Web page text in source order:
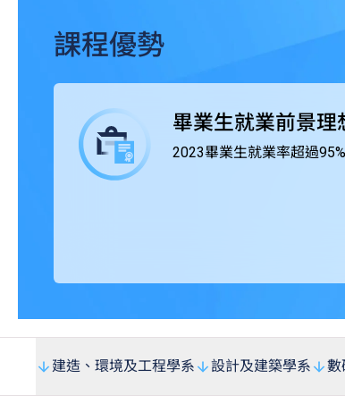
課程優勢
畢業生就業前景理
2023畢業生就業率超過95%
建造、環境及工程學系 設計及建築學系 數